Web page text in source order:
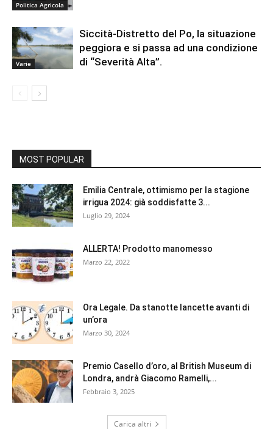
Politica Agricola
Varie
Siccità-Distretto del Po, la situazione
peggiora e si passa ad una condizione
di “Severità Alta”.
MOST POPULAR
Emilia Centrale, ottimismo per la stagione
irrigua 2024: già soddisfatte 3...
Luglio 29, 2024
ALLERTA! Prodotto manomesso
Marzo 22, 2022
Ora Legale. Da stanotte lancette avanti di
un’ora
Marzo 30, 2024
Premio Casello d’oro, al British Museum di
Londra, andrà Giacomo Ramelli,...
Febbraio 3, 2025
Carica altri